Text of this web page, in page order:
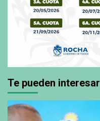
Te pueden interesar